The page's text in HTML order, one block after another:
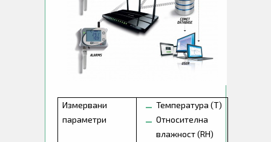
Измервани
параметри
Температура (T)
Относителна
влажност (RH)